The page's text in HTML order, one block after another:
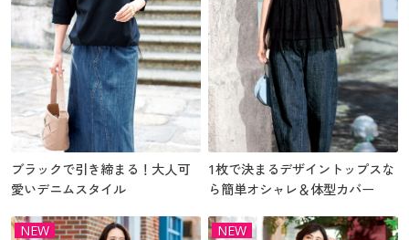
ご利用ガイド
よくある質問とお問い合わせ
よくある質問とお問い合わせ
ブラックで引き締まる！大人可
愛いデニムスタイル
1枚で決まるデザイントップスな
ら簡単オシャレ＆体型カバー
NEW NEW